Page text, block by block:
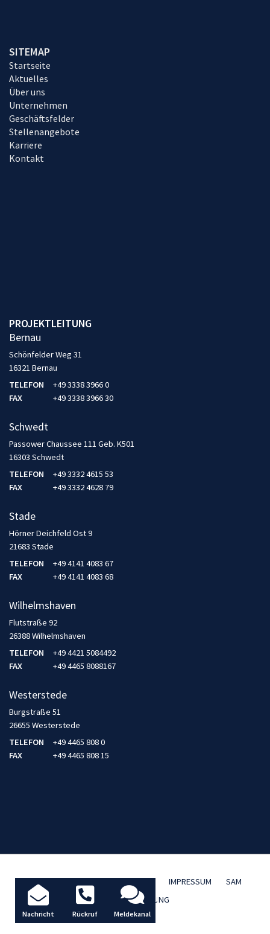
Nachricht Rückruf Meldekanal
SITEMAP
Startseite
Aktuelles
Über uns
Unternehmen
Geschäftsfelder
Stellenangebote
Karriere
Kontakt
PROJEKTLEITUNG
Bernau
Schönfelder Weg 31
16321 Bernau
TELEFON
+49 3338 3966 0
FAX
+49 3338 3966 30
Schwedt
Passower Chaussee 111 Geb. K501
16303 Schwedt
TELEFON
+49 3332 4615 53
FAX
+49 3332 4628 79
Stade
Hörner Deichfeld Ost 9
21683 Stade
TELEFON
+49 4141 4083 67
FAX
+49 4141 4083 68
Wilhelmshaven
Flutstraße 92
26388 Wilhelmshaven
TELEFON
+49 4421 5084492
FAX
+49 4465 8088167
Westerstede
Burgstraße 51
26655 Westerstede
TELEFON
+49 4465 808 0
FAX
+49 4465 808 15
AKTUELLES / BLOG DATENSCHUTZ IMPRESSUM
SAM
TBD FERNWARTUNG